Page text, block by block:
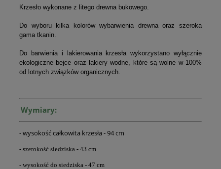
Krzesło wykonane z litego drewna bukowego.
Do wyboru kilka kolorów wybarwienia drewna oraz szeroka
gama tkanin.
Do barwienia i lakierowania krzesła wykorzystano wyłącznie
ekologiczne bejce oraz lakiery wodne, które są wolne w 100%
od lotnych związków organicznych.
Wymiary:
- wysokość całkowita krzesła - 94 cm
- szerokość siedziska - 43 cm
- wysokość do siedziska - 47 cm